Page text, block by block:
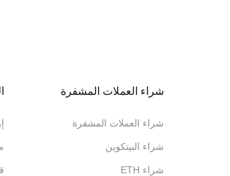
شراء العملات المشفرة
شراء العملات المشفرة
شراء البيتكوين
شراء ETH